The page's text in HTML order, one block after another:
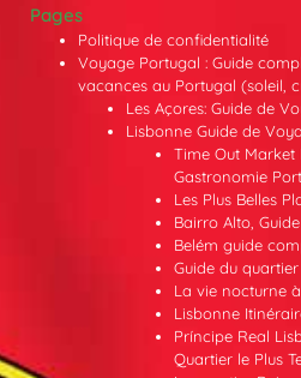
Pages
Politique de confidentialité
Voyage Portugal : Guide
vacances au Portugal (soleil,
Les Açores: Guide de
Lisbonne Guide de
Time Out Market
Gastronomie
Les Plus Belles
Bairro Alto,
Belém guide
Guide du
La vie nocturne
Lisbonne
Príncipe Real
Quartier le Plus